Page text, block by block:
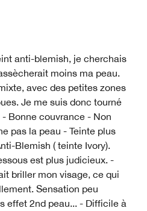
anti-blemish, je cherchais
moins ma peau.
avec des petites zones
Je me suis donc tourné
Bonne couvrance - Non
pas la peau - Teinte plus
Blemish ( teinte Ivory).
est plus judicieux. -
briller mon visage, ce qui
Sensation peu
effet 2nd peau... - Difficile à